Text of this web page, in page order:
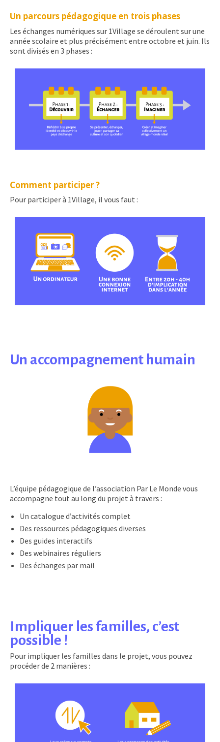
Un parcours pédagogique en trois phases
Les échanges numériques sur 1Village se déroulent sur une
année scolaire et plus précisément entre octobre et juin. Ils
sont divisés en 3 phases :
Comment participer ?
Pour participer à 1Village, il vous faut :
Un accompagnement humain
L’équipe pédagogique de l’association Par Le Monde vous
accompagne tout au long du projet à travers :
Un catalogue d’activités complet
Des ressources pédagogiques diverses
Des guides interactifs
Des webinaires réguliers
Des échanges par mail
Impliquer les familles, c’est
possible !
Pour impliquer les familles dans le projet, vous pouvez
procéder de 2 manières :